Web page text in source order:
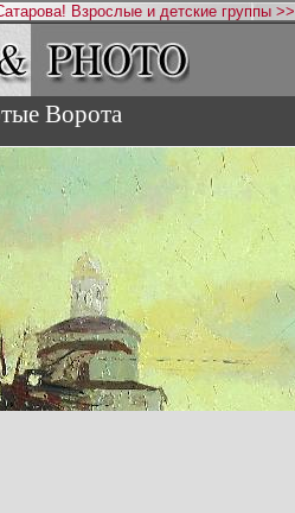
Взрослые и детские группы >>
Ворота